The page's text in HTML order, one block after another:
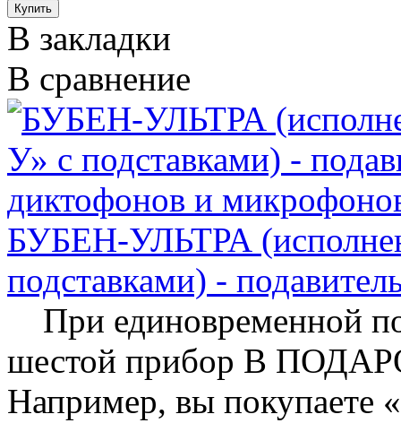
В закладки
В сравнение
БУБЕН-УЛЬТРА
подставками) -
При единовременной
шестой прибор В
Например, вы покупаете